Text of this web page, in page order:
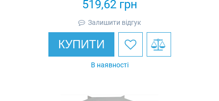
519,62грн
Залишити відгук
КУПИТИ
В наявності